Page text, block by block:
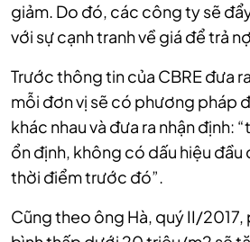
giảm. Do đó, các công ty sẽ
với sự cạnh tranh về giá để trả
Trước thông tin của CBRE đưa
mỗi đơn vị sẽ có phương pháp
khác nhau và đưa ra nhận định:
ổn định, không có dấu hiệu
thời điểm trước đó”.
Cũng theo ông Hà, quý II/2017,